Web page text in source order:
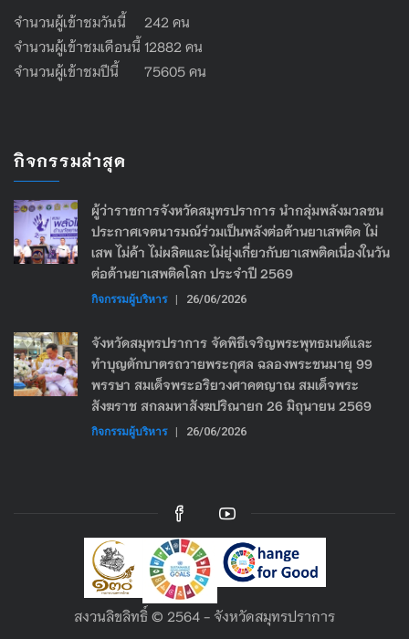
จำนวนผู้เข้าชมวันนี้ 242 คน
จำนวนผู้เข้าชมเดือนนี้ 12882 คน
จำนวนผู้เข้าชมปีนี้ 75605 คน
กิจกรรมล่าสุด
ผู้ว่าราชการจังหวัดสมุทรปราการ นำกลุ่มพลังมวลชน
ประกาศเจตนารมณ์ร่วมเป็นพลังต่อต้านยาเสพติด ไม่
เสพ ไม่ค้า ไม่ผลิตและไม่ยุ่งเกี่ยวกับยาเสพติดเนื่องในวัน
ต่อต้านยาเสพติดโลก ประจำปี 2569
กิจกรรมผู้บริหาร | 26/06/2026
จังหวัดสมุทรปราการ จัดพิธีเจริญพระพุทธมนต์และ
ทำบุญตักบาตรถวายพระกุศล ฉลองพระชนมายุ 99
พรรษา สมเด็จพระอริยวงศาคตญาณ สมเด็จพระ
สังฆราช สกลมหาสังฆปริณายก 26 มิถุนายน 2569
กิจกรรมผู้บริหาร | 26/06/2026
สงวนลิขลิทธิ์ © 2564 - จังหวัดสมุทรปราการ